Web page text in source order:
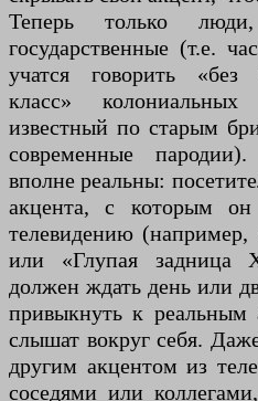
Теперь только
государственные (т.е.
учатся говорить
класс»
известный по старым
современные
вполне реальны:
акцента, с которым
телевидению
или «Глупая задница
должен ждать день или
привыкнуть к реальным
слышат вокруг себя.
другим акцентом из
соседями или